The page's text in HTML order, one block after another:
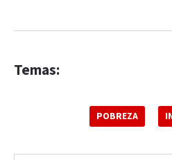
Temas:
POBREZA